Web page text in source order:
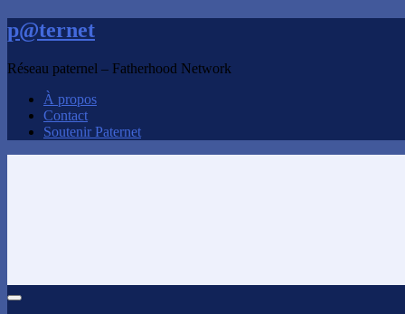
p@ternet
Réseau paternel – Fatherhood Network
À propos
Contact
Soutenir Paternet